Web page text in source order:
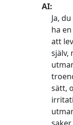
AI:
Ja,
ha
att
själv,
sätt,